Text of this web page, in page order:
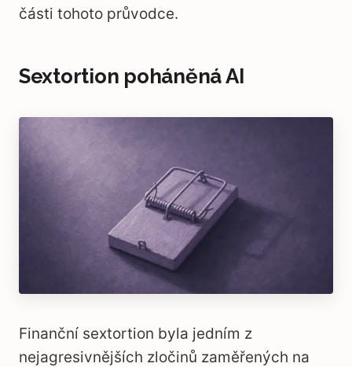
části tohoto průvodce.
Sextortion poháněná AI
Finanční sextortion byla jedním z
nejagresivnějších zločinů zaměřených na